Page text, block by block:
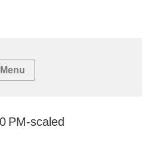
PM-scaled